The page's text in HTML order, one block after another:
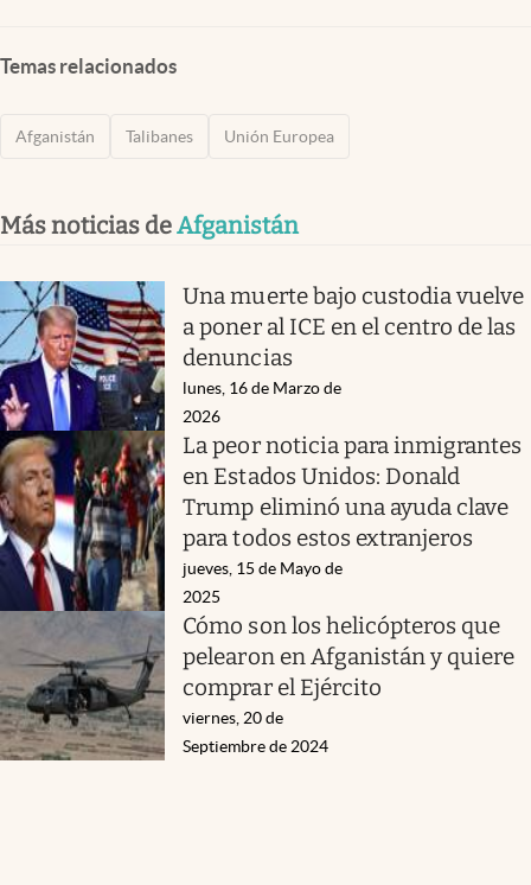
Temas relacionados
Afganistán Talibanes Unión Europea
Más noticias deAfganistán
Una muerte bajo custodia vuelve
a poner al ICE en el centro de las
denuncias
lunes, 16 de Marzo de
2026
La peor noticia para inmigrantes
en Estados Unidos: Donald
Trump eliminó una ayuda clave
para todos estos extranjeros
jueves, 15 de Mayo de
2025
Cómo son los helicópteros que
pelearon en Afganistán y quiere
comprar el Ejército
viernes, 20 de
Septiembre de 2024